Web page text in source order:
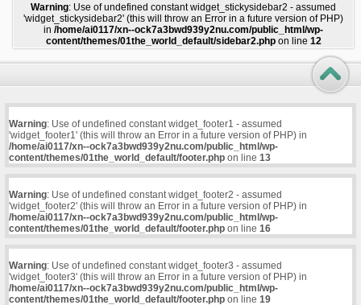
Warning: Use of undefined constant widget_stickysidebar2 - assumed
'widget_stickysidebar2' (this will throw an Error in a future version of PHP)
in/home/ai0117/xn--ock7a3bwd939y2nu.com/public_html/wp-
content/themes/01the_world_default/sidebar2.phpon line 12
Warning: Use of undefined constant widget_footer1 - assumed
'widget_footer1' (this will throw an Error in a future version of PHP) in
/home/ai0117/xn--ock7a3bwd939y2nu.com/public_html/wp-
content/themes/01the_world_default/footer.phpon line 13
Warning: Use of undefined constant widget_footer2 - assumed
'widget_footer2' (this will throw an Error in a future version of PHP) in
/home/ai0117/xn--ock7a3bwd939y2nu.com/public_html/wp-
content/themes/01the_world_default/footer.phpon line 16
Warning: Use of undefined constant widget_footer3 - assumed
'widget_footer3' (this will throw an Error in a future version of PHP) in
/home/ai0117/xn--ock7a3bwd939y2nu.com/public_html/wp-
content/themes/01the_world_default/footer.phpon line 19